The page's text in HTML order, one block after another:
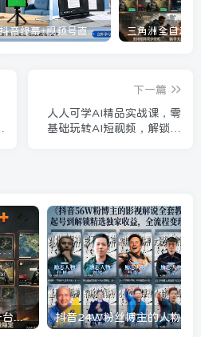
抖音绿幕+视频号直播带货课：居家照着稿子念起号，手机电脑双场景搭建全流程
下一篇
人人可学AI精品实战课，零
基础玩转AI短视频，解锁流
三角洲全自动挂G项目，一台电脑即可操作，防封稳账号，日收益300+，收益全程包回收，省心稳賺【揭秘】